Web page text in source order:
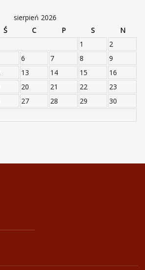
sierpień 2026
Ś C P S
N
1
2
6 7 8
9
13 14 15
16
20 21 22
23
27 28 29
30